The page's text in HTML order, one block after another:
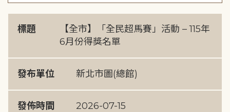
標題
【全市】「全民超馬賽」活動 – 115年
6月份得獎名單
發布單位 新北市圖(總館)
發佈時間 2026-07-15